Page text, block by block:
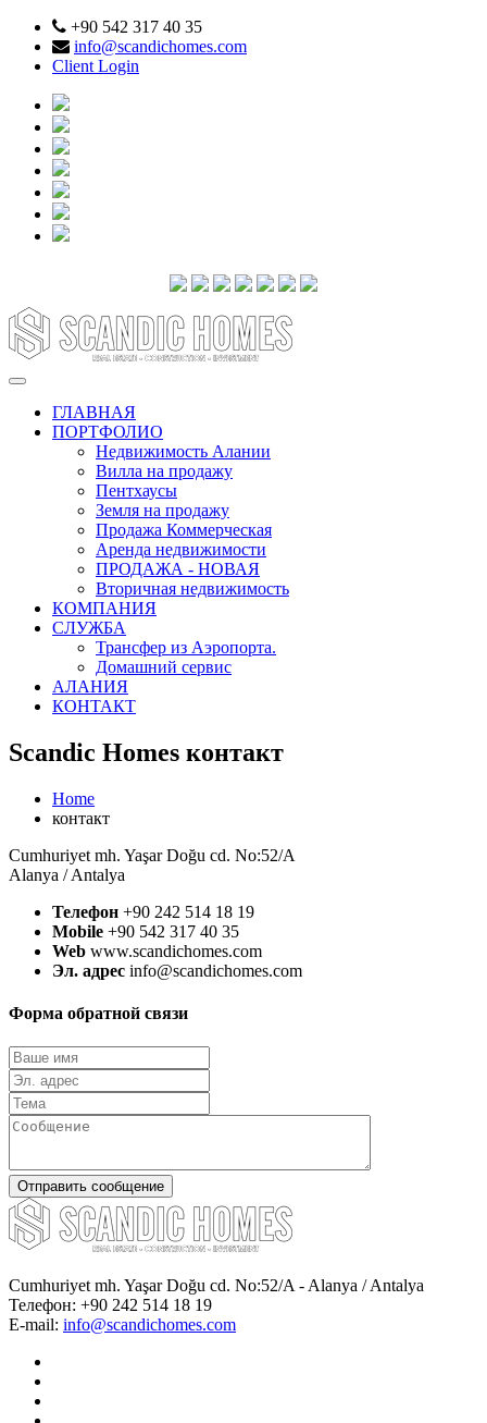
+90 542 317 40 35
info@scandichomes.com
Client Login
ГЛАВНАЯ
ПОРТФОЛИО
Недвижимость Алании
Вилла на продажу
Пентхаусы
Земля на продажу
Продажа Коммерческая
Аренда недвижимости
ПРОДАЖА - НОВАЯ
Вторичная недвижимость
КОМПАНИЯ
СЛУЖБА
Трансфер из Аэропорта.
Домашний сервис
АЛАНИЯ
КОНТАКТ
Scandic Homes контакт
Home
контакт
Cumhuriyet mh. Yaşar Doğu cd. No:52/A
Alanya / Antalya
Телефон +90 242 514 18 19
Mobile +90 542 317 40 35
Web www.scandichomes.com
Эл. адрес info@scandichomes.com
Форма обратной связи
Cumhuriyet mh. Yaşar Doğu cd. No:52/A - Alanya / Antalya
Телефон: +90 242 514 18 19
E-mail: info@scandichomes.com